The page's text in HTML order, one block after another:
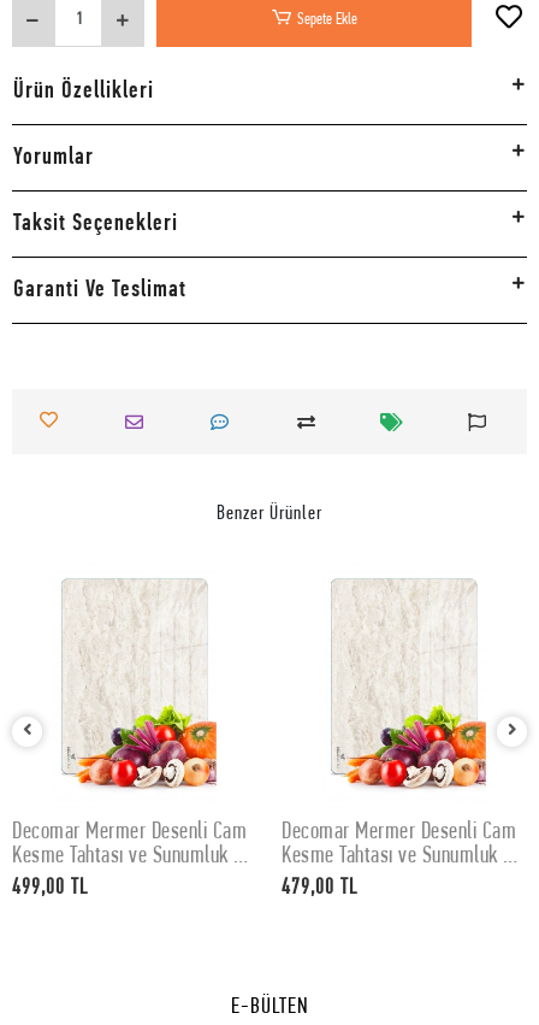
Sepete Ekle
Ürün Özellikleri
Yorumlar
Taksit Seçenekleri
Garanti Ve Teslimat
Benzer Ürünler
SEPETE EKLE
Decomar Mermer Desenli Cam
Kesme Tahtası ve Sunumluk 30
x 40 cm
499,00 TL
SEPETE EKLE
Decomar Mermer Desenli Cam
Kesme Tahtası ve Sunumluk 25
x 35 cm
479,00 TL
E-BÜLTEN